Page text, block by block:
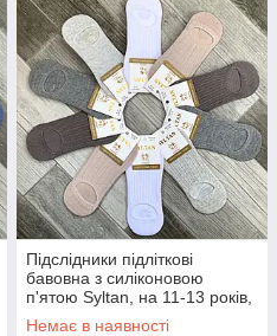
Підслідники підліткові
бавовна з силіконовою
п'ятою Syltan, на 11-13 років,
асорті, 3175
Немає в наявності